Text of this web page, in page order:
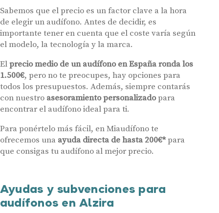
Sabemos que el precio es un factor clave a la hora
de elegir un audífono. Antes de decidir, es
importante tener en cuenta que el coste varía según
el modelo, la tecnología y la marca.
Elprecio medio de un audífono en España ronda los
1.500€, pero no te preocupes, hay opciones para
todos los presupuestos. Además, siempre contarás
con nuestro asesoramiento personalizadopara
encontrar el audífono ideal para ti.
Para ponértelo más fácil, en Miaudífono te
ofrecemos una ayuda directa de hasta 200€*para
que consigas tu audífono al mejor precio.
Ayudas y subvenciones para
audífonos en Alzira
Política de Privacidad.